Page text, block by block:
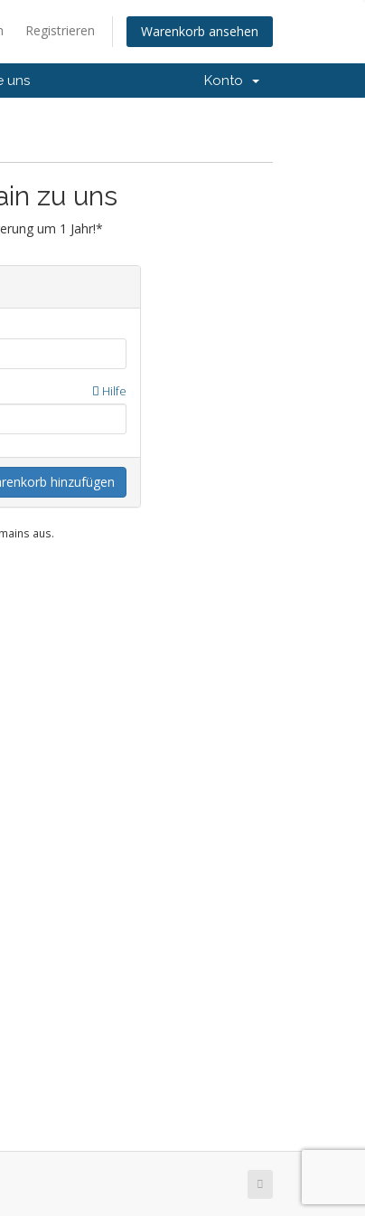
Registrieren Warenkorb ansehen
uns Konto
zu uns
um 1 Jahr!*
Hilfe
hinzufügen
aus.